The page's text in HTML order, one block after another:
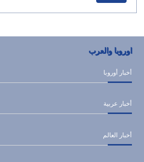
اوروبا والعرب
أخبار أوروبا
أخبار عربية
أخبار العالم